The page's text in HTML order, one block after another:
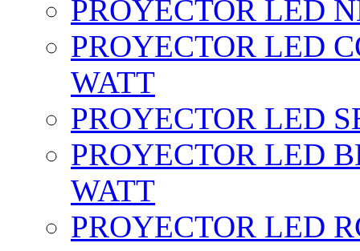
PROYECTOR LED
PROYECTOR LED
WATT
PROYECTOR LED
PROYECTOR LED
WATT
PROYECTOR LED